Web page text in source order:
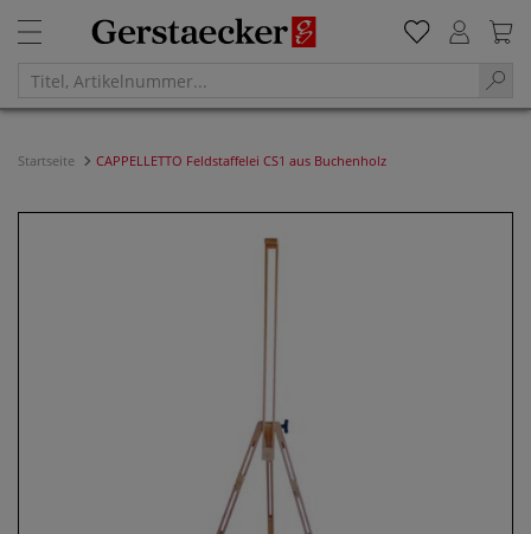
Startseite CAPPELLETTO Feldstaffelei CS1 aus Buchenholz